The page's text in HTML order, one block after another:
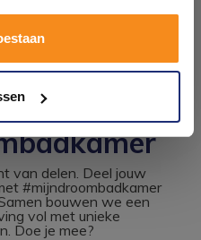
van delen. Deel jouw
#mijndroombadkamer
bouwen we een
vol met unieke
Doe je mee?
zelf het verschil!